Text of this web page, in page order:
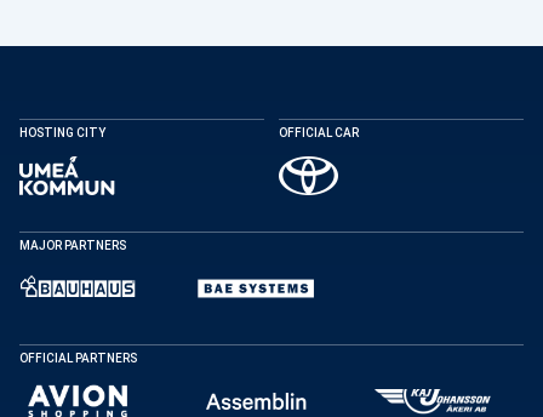
HOSTING CITY OFFICIAL CAR
MAJOR PARTNERS
OFFICIAL PARTNERS
Facebook